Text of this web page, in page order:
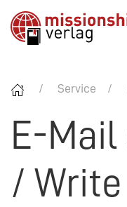
Service
E-
/